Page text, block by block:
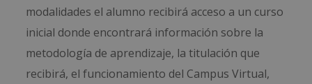
modalidades el alumno recibirá acceso a un curso
inicial donde encontrará información sobre la
metodología de aprendizaje, la titulación que
recibirá, el funcionamiento del Campus Virtual,